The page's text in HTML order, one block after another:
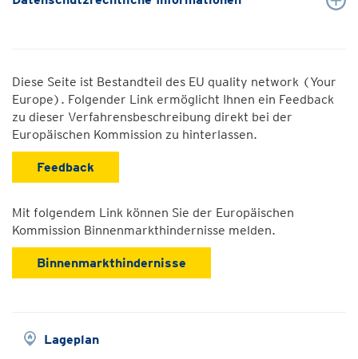
Diese Seite ist Bestandteil des EU quality network (Your
Europe). Folgender Link ermöglicht Ihnen ein Feedback
zu dieser Verfahrensbeschreibung direkt bei der
Europäischen Kommission zu hinterlassen.
Feedback
Mit folgendem Link können Sie der Europäischen
Kommission Binnenmarkthindernisse melden.
Binnenmarkthindernisse
Lageplan